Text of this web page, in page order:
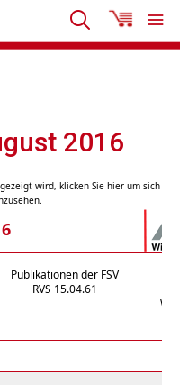
2016
wird, klicken Sie hier um sich
Publikationen der FSV
RVS 15.04.61